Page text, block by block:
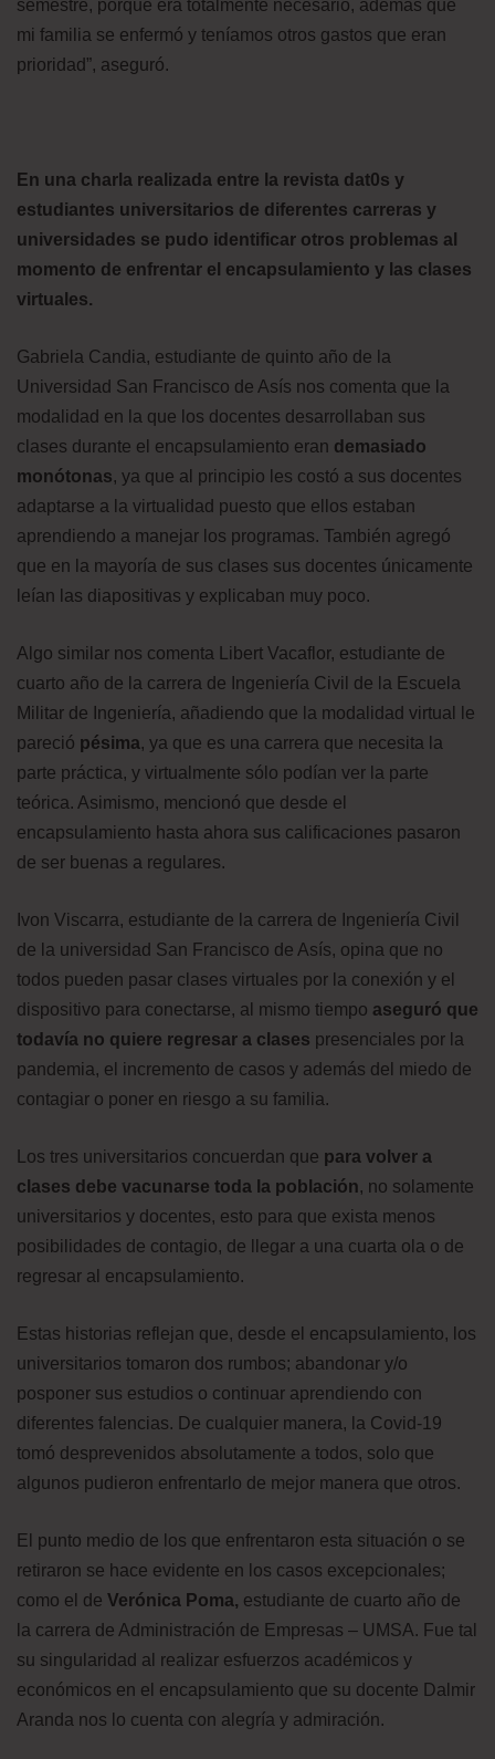
semestre, porque era totalmente necesario, además que
mi familia se enfermó y teníamos otros gastos que eran
prioridad”, aseguró.
En una charla realizada entre la revista dat0s y
estudiantes universitarios de diferentes carreras y
universidades se pudo identificar otros problemas al
momento de enfrentar el encapsulamiento y las clases
virtuales.
Gabriela Candia, estudiante de quinto año de la
Universidad San Francisco de Asís nos comenta que la
modalidad en la que los docentes desarrollaban sus
clases durante el encapsulamiento eran demasiado
monótonas, ya que al principio les costó a sus docentes
adaptarse a la virtualidad puesto que ellos estaban
aprendiendo a manejar los programas. También agregó
que en la mayoría de sus clases sus docentes únicamente
leían las diapositivas y explicaban muy poco.
Algo similar nos comenta Libert Vacaflor, estudiante de
cuarto año de la carrera de Ingeniería Civil de la Escuela
Militar de Ingeniería, añadiendo que la modalidad virtual le
pareció pésima, ya que es una carrera que necesita la
parte práctica, y virtualmente sólo podían ver la parte
teórica. Asimismo, mencionó que desde el
encapsulamiento hasta ahora sus calificaciones pasaron
de ser buenas a regulares.
Ivon Viscarra, estudiante de la carrera de Ingeniería Civil
de la universidad San Francisco de Asís, opina que no
todos pueden pasar clases virtuales por la conexión y el
dispositivo para conectarse, al mismo tiempo aseguró que
todavía no quiere regresar a clases presenciales por la
pandemia, el incremento de casos y además del miedo de
contagiar o poner en riesgo a su familia.
Los tres universitarios concuerdan que para volver a
clases debe vacunarse toda la población, no solamente
universitarios y docentes, esto para que exista menos
posibilidades de contagio, de llegar a una cuarta ola o de
regresar al encapsulamiento.
Estas historias reflejan que, desde el encapsulamiento, los
universitarios tomaron dos rumbos; abandonar y/o
posponer sus estudios o continuar aprendiendo con
diferentes falencias. De cualquier manera, la Covid-19
tomó desprevenidos absolutamente a todos, solo que
algunos pudieron enfrentarlo de mejor manera que otros.
El punto medio de los que enfrentaron esta situación o se
retiraron se hace evidente en los casos excepcionales;
como el de Verónica Poma, estudiante de cuarto año de
la carrera de Administración de Empresas – UMSA. Fue tal
su singularidad al realizar esfuerzos académicos y
económicos en el encapsulamiento que su docente Dalmir
Aranda nos lo cuenta con alegría y admiración.